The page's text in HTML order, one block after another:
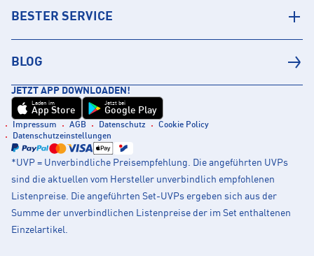
BESTER SERVICE
BLOG
JETZT APP DOWNLOADEN!
Laden im
App Store
Jetzt bei
Google Play
Impressum AGB Datenschutz
Cookie Policy
Datenschutzeinstellungen
*UVP = Unverbindliche Preisempfehlung. Die angeführten UVPs
sind die aktuellen vom Hersteller unverbindlich empfohlenen
Listenpreise. Die angeführten Set-UVPs ergeben sich aus der
Summe der unverbindlichen Listenpreise der im Set enthaltenen
Einzelartikel.